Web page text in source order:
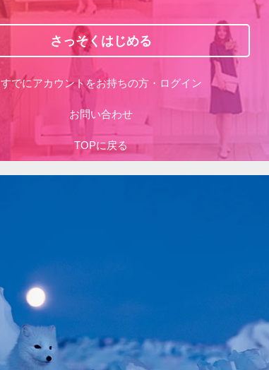
さっそくはじめる
すでにアカウントをお持ちの方・ログイン
お問い合わせ
TOPに戻る